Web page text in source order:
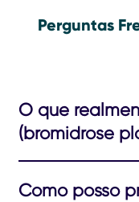
Perguntas
O que
(bromidrose
Como posso